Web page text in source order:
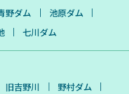
野ダム
池原ダム
七川ダム
旧吉野川
野村ダム